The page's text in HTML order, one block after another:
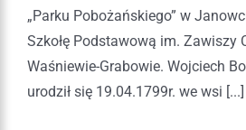
„Parku Pobożańskiego” w
Szkołę Podstawową im. Zawiszy
Waśniewie-Grabowie. Wojciech
urodził się 19.04.1799r. we wsi [...]